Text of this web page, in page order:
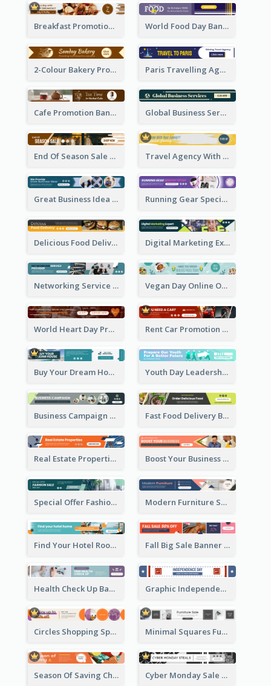
Breakfast Promotional Leaderboard World Food Day Banner Ad
2-Colour Bakery Promotional Banner Ad Paris Travelling Agency Banner Ad
Cafe Promotion Banner Ad With Herbal Tea Global Business Services Banner Ad
End Of Season Sale Banner Ad Travel Agency With Customized Journey Banner Ad
Great Business Idea Banner Ad Running Gear Special Offer Banner Ad
Delicious Food Delivery Banner Ad Digital Marketing Expert Banner Ad
Networking Service Provider Banner Ad Vegan Day Online Order Banner Ad
World Heart Day Promote Banner Ad Rent Car Promotion Banner Ad
Buy Your Dream House Banner Ad Youth Day Leadership Webinar Banner Ad
Business Campaign Banner Ad Fast Food Delivery Banner Ad
Real Estate Properties Banner Ad Boost Your Business Banner Ad
Special Offer Fashion Sale Banner Ad Modern Furniture Shopping Sale Banner Ad
Find Your Hotel Room Banner Ad Fall Big Sale Banner Ad
Health Check Up Banner Ad Graphic Independence Day Leaderboard
Circles Shopping Special Sale Leaderboard Minimal Squares Furniture Sale Leaderboard
Season Of Saving Christmas Leaderboard Cyber Monday Sale Announcement Leaderboard